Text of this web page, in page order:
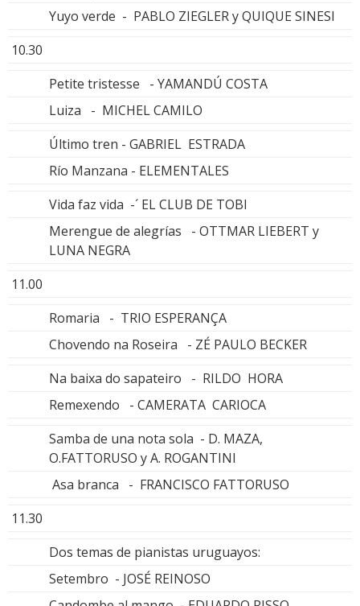
Yuyo verde - PABLO ZIEGLER y QUIQUE SINESI
10.30
Petite tristesse - YAMANDÚ COSTA
Luiza - MICHEL CAMILO
Último tren - GABRIEL ESTRADA
Río Manzana - ELEMENTALES
Vida faz vida -´ EL CLUB DE TOBI
Merengue de alegrías - OTTMAR LIEBERT y
LUNA NEGRA
11.00
Romaria - TRIO ESPERANÇA
Chovendo na Roseira - ZÉ PAULO BECKER
Na baixa do sapateiro - RILDO HORA
Remexendo - CAMERATA CARIOCA
Samba de una nota sola - D. MAZA,
O.FATTORUSO y A. ROGANTINI
Asa branca - FRANCISCO FATTORUSO
11.30
Dos temas de pianistas uruguayos:
Setembro - JOSÉ REINOSO